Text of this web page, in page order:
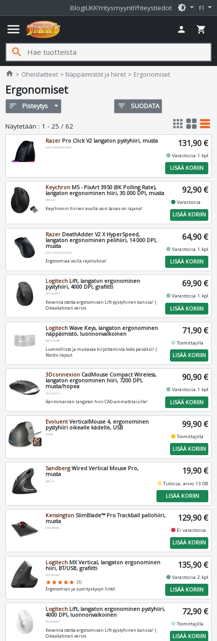
BlogiUKKYritysmyyntiYhteystiedot brightness_medium FI
menu person shopping_cart
search
home Jimms.fi
Oheislaitteet Näppäimistöt ja hiiret Ergonomiset
Ergonomiset
sort Pisteytys filter_list SUODATA
Näytetään : 1 - 25 / 62 apps grid_view table_rows
Razer Pro Click V2 langaton pystyhiiri, musta
RZ01-05250100-R3G1 131,90 €
fiber_manual_recordVarastossa 1 kpl
LISÄÄ KORIIN
Keychron M5 - PixArt 3950 (8K Polling Rate),
langaton ergonominen hiiri, 30 000 DPI, musta
M5-A23
Keychronin hiirien avulla vain taivas on rajana!
92,90 €
fiber_manual_recordVarastossa
LISÄÄ KORIIN
Razer DeathAdder V2 X HyperSpeed,
langaton ergonominen pelihiiri, 14 000 DPI,
musta
RZ01-04130100-R3G1
Ergonomiaa vailla rajoituksia!
64,90 €
fiber_manual_recordVarastossa 1 kpl
LISÄÄ KORIIN
Logitech Lift, langaton ergonominen
pystyhiiri, 4000 DPI, grafiitti
910-006473
Kevennä otetta ergonomisen Lift-pystyhiiren kanssa! |
Oikeakätinen versio
69,90 €
fiber_manual_recordVarastossa 1 kpl
LISÄÄ KORIIN
Logitech Wave Keys, langaton ergonominen
näppäimistö, luonnonvalkoinen
920-012299
Luonnollista ja mukavaa kirjoittamista koko päiväksi! |
Nordic-layout
71,90 €
fiber_manual_recordToimittajilla
LISÄÄ KORIIN
3Dconnexion CadMouse Compact Wireless,
langaton ergonominen hiiri, 7200 DPI,
musta/hopea
3DX-700118
Äärimmäinen langaton hiiri CAD-ammattilaisille!
90,90 €
fiber_manual_recordVarastossa 1 kpl
LISÄÄ KORIIN
Evoluent VerticalMouse 4, ergonominen
pystyhiiri oikealle kädelle, USB
VM4R
99,90 €
fiber_manual_recordToimittajilla
LISÄÄ KORIIN
SandbergWired Vertical Mouse Pro,
musta
630-14
19,90 €
fiber_manual_recordTulossa, arvio 13.08
LISÄÄ KORIIN
Kensington SlimBlade™ Pro Trackball pallohiiri,
musta
K72080WW
129,90 €
fiber_manual_record Ei varastossa
LISÄÄ KORIIN
Logitech MX Vertical, langaton ergonominen
hiiri, BT/USB, grafiitti
910-005448
star star star star star (1)
Ergonomian ja suorityskyvyn liitto!
135,90 €
fiber_manual_recordVarastossa 2 kpl
LISÄÄ KORIIN
Logitech Lift, langaton ergonominen pystyhiiri,
4000 DPI, luonnonvalkoinen
910-006475
Kevennä otetta ergonomisen Lift-pystyhiiren kanssa! |
Oikeakätinen versio
72,90 €
fiber_manual_recordToimittajilla
LISÄÄ KORIIN